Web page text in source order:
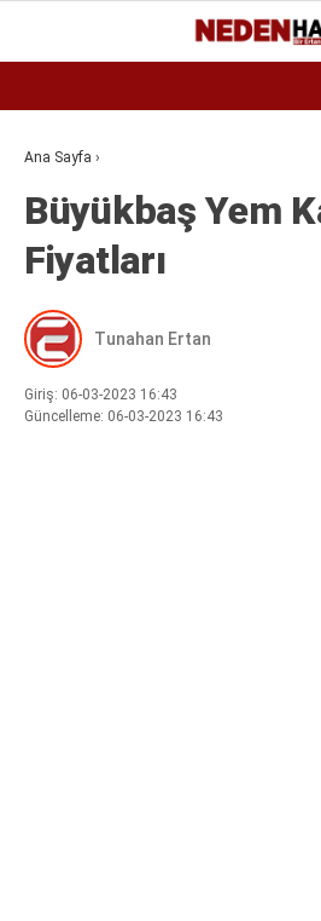
EKONOMI
BIYOGRAFI
SPOR
MAGAZIN
Ana Sayfa ›
Büyükbaş Yem
Fiyatları
Tunahan Ertan
Giriş: 06-03-2023 16:43
Güncelleme: 06-03-2023 16:43